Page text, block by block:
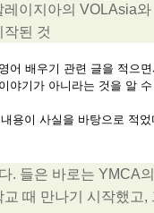
이지아의 VOLAsia
된 것
어 배우기 관련 글을 적으면
야기가 아니라는 것을 알 수
용이 사실을 바탕으로 적었
. 들은 바로는 YMCA
때 만나기 시작했고,